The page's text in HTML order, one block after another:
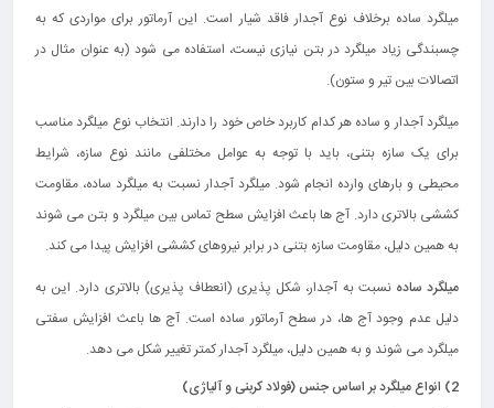
میلگرد ساده برخلاف نوع آجدار فاقد شیار است. این آرماتور برای مواردی که به
چسبندگی زیاد میلگرد در بتن نیازی نیست، استفاده می شود (به عنوان مثال در
اتصالات بین تیر و ستون).
میلگرد آجدار و ساده هر کدام کاربرد خاص خود را دارند. انتخاب نوع میلگرد مناسب
برای یک سازه بتنی، باید با توجه به عوامل مختلفی مانند نوع سازه، شرایط
محیطی و بارهای وارده انجام شود. میلگرد آجدار نسبت به میلگرد ساده، مقاومت
کششی بالاتری دارد. آج‌ ها باعث افزایش سطح تماس بین میلگرد و بتن می‌ شوند
به همین دلیل، مقاومت سازه بتنی در برابر نیروهای کششی افزایش پیدا می کند.
میلگرد ساده نسبت به آجدار، شکل پذیری (انعطاف پذیری) بالاتری دارد. این به
دلیل عدم وجود آج‌ ها، در سطح آرماتور ساده است. آج‌ ها باعث افزایش سفتی
میلگرد می‌ شوند و به همین دلیل، میلگرد آجدار کمتر تغییر شکل می دهد.
2) انواع میلگرد بر اساس جنس (فولاد کربنی و آلیاژی)